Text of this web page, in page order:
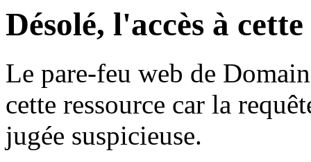
Désolé, l'accès à
Le pare-feu web de
cette ressource car la
jugée suspicieuse.